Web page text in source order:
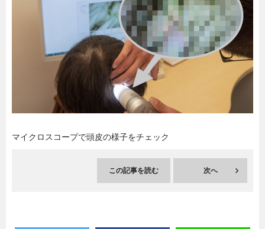
ニュース
グルメ スキル
暮らし
マイクロスコープで頭皮の様子をチェック
この記事を読む 次へ